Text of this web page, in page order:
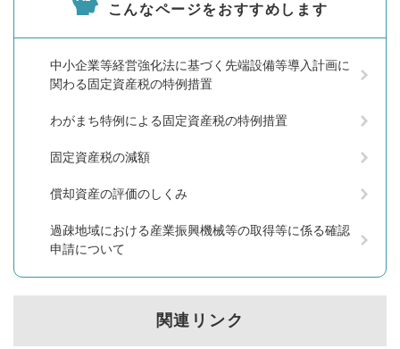
こんなページをおすすめします
中小企業等経営強化法に基づく先端設備等導入計画に
関わる固定資産税の特例措置
わがまち特例による固定資産税の特例措置
固定資産税の減額
償却資産の評価のしくみ
過疎地域における産業振興機械等の取得等に係る確認
申請について
関連リンク